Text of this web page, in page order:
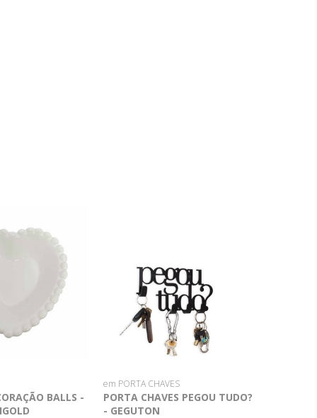
BALLS -
em PORTA CHAVES
PORTA CHAVES PEGOU TUDO?
- GEGUTON